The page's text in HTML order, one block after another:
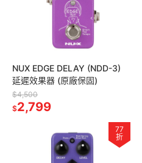
NUX EDGE DELAY (NDD-3)
延遲效果器 (原廠保固)
$4,500
$2,799
77
折